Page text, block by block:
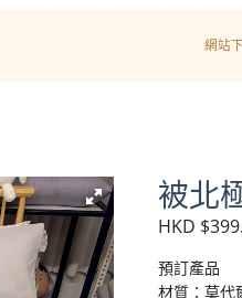
網站
被北
HKD
預訂產品
材質：莫代